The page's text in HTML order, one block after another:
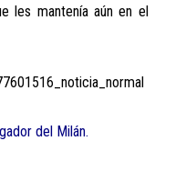
les mantenía aún en el
del Milán.